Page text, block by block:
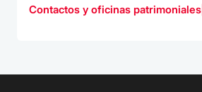
Contactos y oficinas patrimoniales